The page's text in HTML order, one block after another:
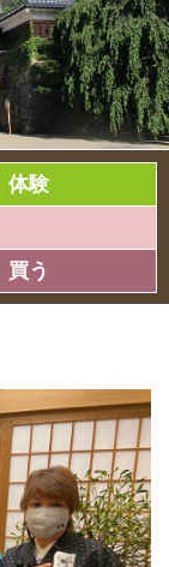
体験
買う